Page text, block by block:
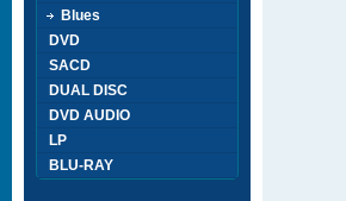
Blues
DVD
SACD
DUAL DISC
DVD AUDIO
LP
BLU-RAY